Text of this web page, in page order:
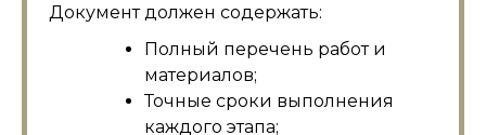
Документ должен содержать:
Полный перечень работ и
материалов;
Точные сроки выполнения
каждого этапа;